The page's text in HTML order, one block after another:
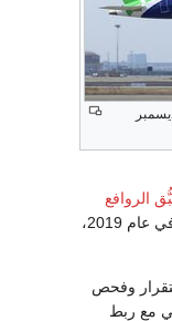
للنموذج المبدئي الثاني في 17 ديسمبر
الروافع
.نظراً لأن ثلاث طائرات أخرى ستكون متاحة في عام 2019،
وفحص
مع ربط